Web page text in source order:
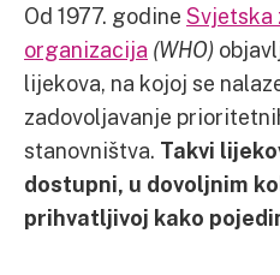
Od 1977. godine Svjetska
organizacija (WHO)
lijekova, na kojoj se
zadovoljavanje
stanovništva. Takvi
dostupni, u dovoljnim
prihvatljivoj kako